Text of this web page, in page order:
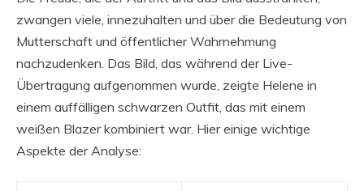
zwangen viele, innezuhalten und über die Bedeutung von
Mutterschaft und öffentlicher Wahrnehmung
nachzudenken. Das Bild, das während der Live-
Übertragung aufgenommen wurde, zeigte Helene in
einem auffälligen schwarzen Outfit, das mit einem
weißen Blazer kombiniert war. Hier einige wichtige
Aspekte der Analyse: